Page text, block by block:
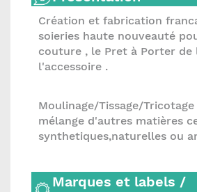
Création et fabrication
soieries haute nouveauté
couture , le Pret à Porter de
l'accessoire .
Moulinage/Tissage/
mélange d'autres matières
synthetiques,naturelles ou
Marques et labels /